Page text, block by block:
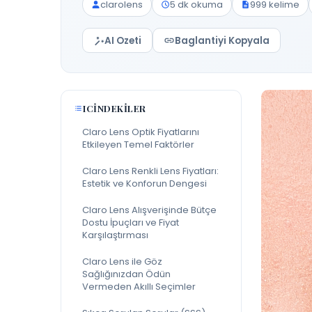
clarolens 5 dk okuma 999 kelime
AI Ozeti Baglantiyi Kopyala
ICINDEKILER
Claro Lens Optik Fiyatlarını
Etkileyen Temel Faktörler
Claro Lens Renkli Lens Fiyatları:
Estetik ve Konforun Dengesi
Claro Lens Alışverişinde Bütçe
Dostu İpuçları ve Fiyat
Karşılaştırması
Claro Lens ile Göz
Sağlığınızdan Ödün
Vermeden Akıllı Seçimler